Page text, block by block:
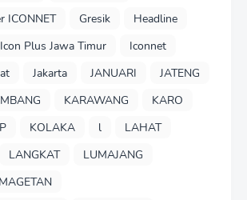
ICONNET
Gresik
Headline
Icon Plus Jawa Timur
Iconnet
Jakarta JANUARI
JATENG
KARAWANG
KARO
KOLAKA l
LAHAT
LANGKAT
LUMAJANG
MAGETAN